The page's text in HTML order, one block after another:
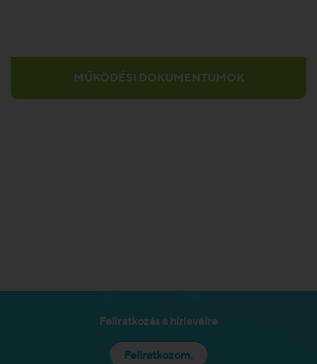
MŰKÖDÉSI DOKUMENTUMOK
Feliratkozás a hírlevélre
Feliratkozom.